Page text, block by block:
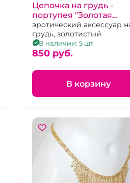
Цепочка на грудь -
портупея "Золотая
Девушка" золотая
эротический аксессуар
грудь, золотистый
В наличии: 5 шт.
850 pуб.
В корзину